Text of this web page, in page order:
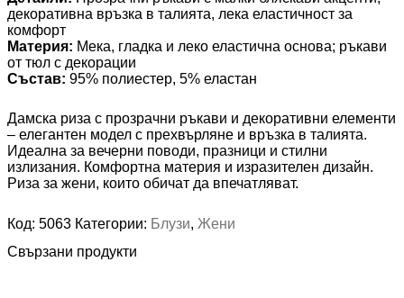
декоративна връзка в талията, лека еластичност за
комфорт
Материя: Мека, гладка и леко еластична основа; ръкави
от тюл с декорации
Състав: 95% полиестер, 5% еластан
Дамска риза с прозрачни ръкави и декоративни елементи
– елегантен модел с прехвърляне и връзка в талията.
Идеална за вечерни поводи, празници и стилни
излизания. Комфортна материя и изразителен дизайн.
Риза за жени, които обичат да впечатляват.
Код: 5063 Категории: Блузи, Жени
Свързани продукти